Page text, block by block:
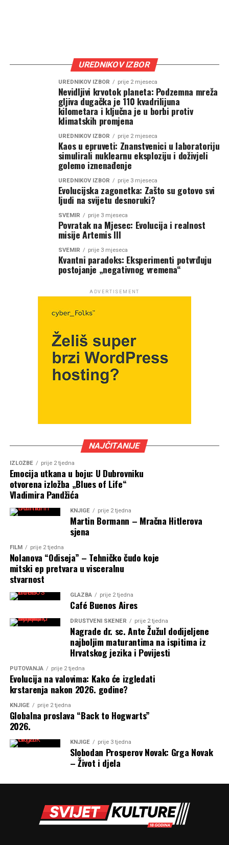
UREDNIKOV IZBOR
UREDNIKOV IZBOR prije 2 mjeseca
Nevidljivi krvotok planeta: Podzemna mreža
gljiva dugačka je 110 kvadrilijuna
kilometara i ključna je u borbi protiv
klimatskih promjena
UREDNIKOV IZBOR prije 2 mjeseca
Kaos u epruveti: Znanstvenici u laboratoriju
simulirali nuklearnu eksploziju i doživjeli
golemo iznenađenje
UREDNIKOV IZBOR prije 3 mjeseca
Evolucijska zagonetka: Zašto su gotovo svi
ljudi na svijetu desnoruki?
SVEMIR prije 3 mjeseca
Povratak na Mjesec: Evolucija i realnost
misije Artemis III
SVEMIR prije 3 mjeseca
Kvantni paradoks: Eksperimenti potvrđuju
postojanje „negativnog vremena“
ADVERTISEMENT
NAJČITANIJE
IZLOŽBE prije 2 tjedna
Emocija utkana u boju: U Dubrovniku
otvorena izložba „Blues of Life“
Vladimira Pandžića
KNJIGE prije 2 tjedna
Martin Bormann – Mračna Hitlerova
sjena
FILM prije 2 tjedna
Nolanova “Odiseja” – Tehničko čudo koje
mitski ep pretvara u visceralnu
stvarnost
GLAZBA prije 2 tjedna
Café Buenos Aires
DRUŠTVENI SKENER prije 2 tjedna
Nagrade dr. sc. Ante Žužul dodijeljene
najboljim maturantima na ispitima iz
Hrvatskog jezika i Povijesti
PUTOVANJA prije 2 tjedna
Evolucija na valovima: Kako će izgledati
krstarenja nakon 2026. godine?
KNJIGE prije 2 tjedna
Globalna proslava “Back to Hogwarts”
2026.
KNJIGE prije 3 tjedna
Slobodan Prosperov Novak: Grga Novak
– Život i djela